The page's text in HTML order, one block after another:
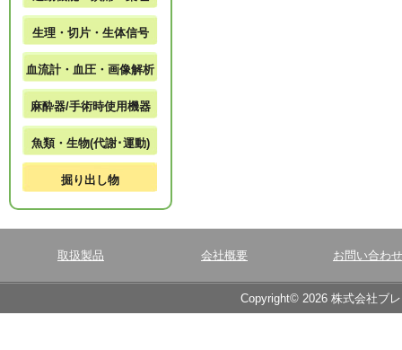
生理・切片・生体信号
血流計・血圧・画像解析
麻酔器/手術時使用機器
魚類・生物(代謝･運動)
掘り出し物
取扱製品 会社概要 お問い合わせ
Copyright© 2026 株式会社ブ